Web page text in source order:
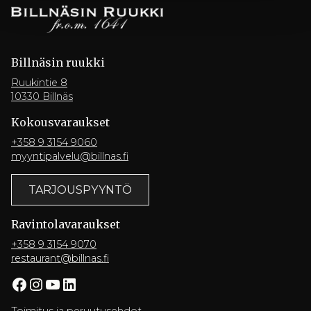
Billnäsin ruukki
Ruukintie 8
10330 Billnäs
Kokousvaraukset
+358 9 3154 9060
myyntipalvelu@billnas.fi
TARJOUSPYYNTÖ
Ravintola­varaukset
+358 9 3154 9070
restaurant@billnas.fi
Facebook InstagramYouTube LinkedIn